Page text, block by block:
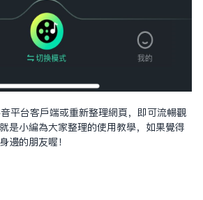
平台客戶端或重新整理網頁，即可流暢觀
是小編為大家整理的使用教學，如果覺得
邊的朋友喔！